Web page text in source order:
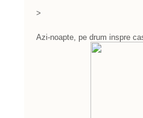
>
Azi-noapte, pe drum inspre